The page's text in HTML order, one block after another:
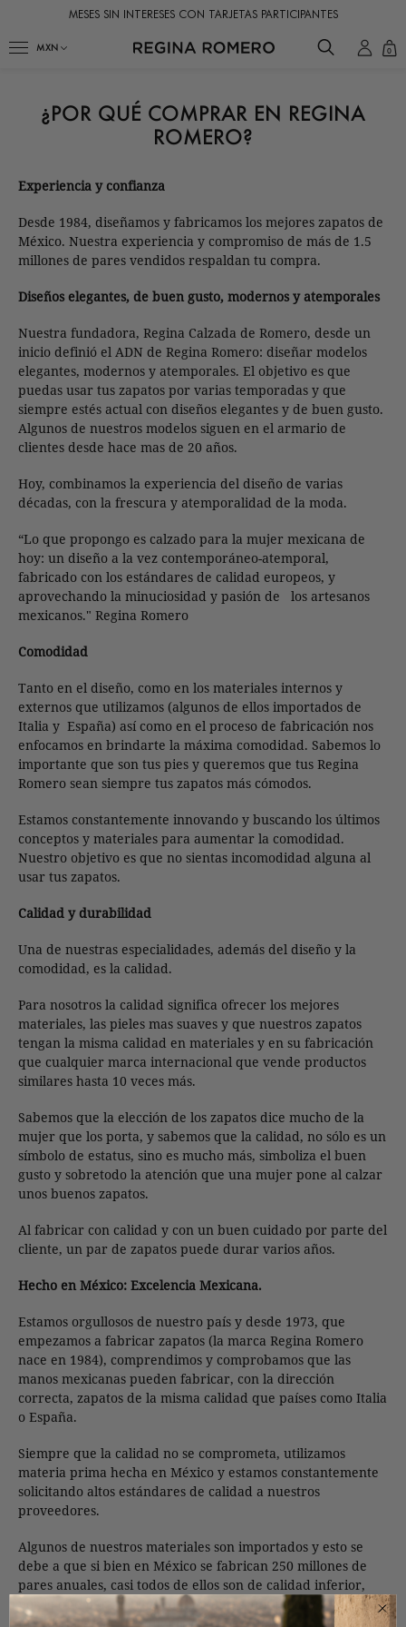
MESES SIN INTERESES CON TARJETAS PARTICIPANTES
0
¿POR QUÉ COMPRAR EN REGINA
ROMERO?
Experiencia y confianza
Desde 1984, diseñamos y fabricamos los mejores zapatos de
México. Nuestra experiencia y compromiso de más de 1.5
millones de pares vendidos respaldan tu compra.
Diseños elegantes, de buen gusto, modernos y atemporales
Nuestra fundadora, Regina Calzada de Romero, desde un
inicio definió el ADN de Regina Romero: diseñar modelos
elegantes, modernos y atemporales. El objetivo es que
puedas usar tus zapatos por varias temporadas y que
siempre estés actual con diseños elegantes y de buen gusto.
Algunos de nuestros modelos siguen en el armario de
clientes desde hace mas de 20 años.
Hoy, combinamos la experiencia del diseño de varias
décadas, con la frescura y atemporalidad de la moda.
“Lo que propongo es calzado para la mujer mexicana de
hoy: un diseño a la vez contemporáneo-atemporal,
fabricado con los estándares de calidad europeos, y
aprovechando la minuciosidad y pasión de los artesanos
mexicanos." Regina Romero
Comodidad
Tanto en el diseño, como en los materiales internos y
externos que utilizamos (algunos de ellos importados de
Italia y España) así como en el proceso de fabricación nos
enfocamos en brindarte la máxima comodidad. Sabemos lo
importante que son tus pies y queremos que tus Regina
Romero sean siempre tus zapatos más cómodos.
Estamos constantemente innovando y buscando los últimos
conceptos y materiales para aumentar la comodidad.
Nuestro objetivo es que no sientas incomodidad alguna al
usar tus zapatos.
Calidad y durabilidad
Una de nuestras especialidades, además del diseño y la
comodidad, es la calidad.
Para nosotros la calidad significa ofrecer los mejores
materiales, las pieles mas suaves y que nuestros zapatos
tengan la misma calidad en materiales y en su fabricación
que cualquier marca internacional que vende productos
similares hasta 10 veces más.
Sabemos que la elección de los zapatos dice mucho de la
mujer que los porta, y sabemos que la calidad, no sólo es un
símbolo de estatus, sino es mucho más, simboliza el buen
gusto y sobretodo la atención que una mujer pone al calzar
unos buenos zapatos.
Al fabricar con calidad y con un buen cuidado por parte del
cliente, un par de zapatos puede durar varios años.
Hecho en México: Excelencia Mexicana.
Estamos orgullosos de nuestro país y desde 1973, que
empezamos a fabricar zapatos (la marca Regina Romero
nace en 1984), comprendimos y comprobamos que las
manos mexicanas pueden fabricar, con la dirección
correcta, zapatos de la misma calidad que países como Italia
o España.
Siempre que la calidad no se comprometa, utilizamos
materia prima hecha en México y estamos constantemente
solicitando altos estándares de calidad a nuestros
proveedores.
Algunos de nuestros materiales son importados y esto se
debe a que si bien en México se fabrican 250 millones de
pares anuales, casi todos de ellos son de calidad inferior,
por lo que para ciertos componentes aún no hay
proveedores locales que tengan el estándar de calidad que